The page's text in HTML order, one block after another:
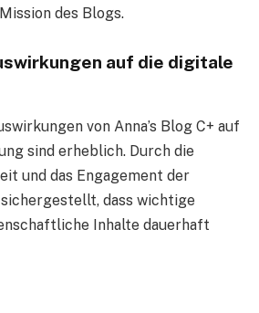
des Blogs.
auf die digitale
von Anna’s Blog C+ auf
sind erheblich. Durch die
und das Engagement der
dass wichtige
Inhalte dauerhaft